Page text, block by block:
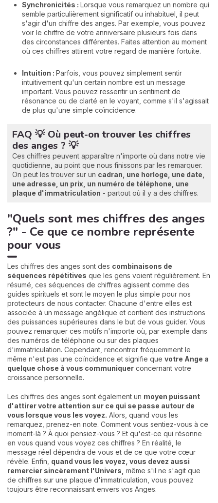
Synchronicités : Lorsque vous remarquez un nombre qui
semble particulièrement significatif ou inhabituel, il peut
s'agir d'un chiffre des anges. Par exemple, vous pouvez
voir le chiffre de votre anniversaire plusieurs fois dans
des circonstances différentes. Faites attention au moment
où ces chiffres attirent votre regard de manière fortuite.
Intuition : Parfois, vous pouvez simplement sentir
intuitivement qu'un certain nombre est un message
important. Vous pouvez ressentir un sentiment de
résonance ou de clarté en le voyant, comme s'il s'agissait
de plus qu'une simple coïncidence.
FAQ 💡 Où peut-on trouver les chiffres
des anges ? 💡
Ces chiffres peuvent apparaître n'importe où dans notre vie
quotidienne, au point que nous finissons par les remarquer.
On peut les trouver sur un cadran, une horloge, une date,
une adresse, un prix, un numéro de téléphone, une
plaque d'immatriculation - partout où il y a des chiffres.
"Quels sont mes chiffres des anges
?" - Ce que ce nombre représente
pour vous
Les chiffres des anges sont des combinaisons de
séquences répétitives que les gens voient régulièrement. En
résumé, ces séquences de chiffres agissent comme des
guides spirituels et sont le moyen le plus simple pour nos
protecteurs de nous contacter. Chacune d'entre elles est
associée à un message angélique et contient des instructions
des puissances supérieures dans le but de vous guider. Vous
pouvez remarquer ces motifs n'importe où, par exemple dans
des numéros de téléphone ou sur des plaques
d'immatriculation. Cependant, rencontrer fréquemment le
même n'est pas une coïncidence et signifie que votre Ange a
quelque chose à vous communiquer concernant votre
croissance personnelle.
Les chiffres des anges sont également un moyen puissant
d'attirer votre attention sur ce qui se passe autour de
vous lorsque vous les voyez. Alors, quand vous les
remarquez, prenez-en note. Comment vous sentiez-vous à ce
moment-là ? À quoi pensiez-vous ? Et qu'est-ce qui résonne
en vous quand vous voyez ces chiffres ? En réalité, le
message réel dépendra de vous et de ce que votre cœur
révèle. Enfin, quand vous les voyez, vous devez aussi
remercier sincèrement l'Univers, même s'il ne s'agit que
de chiffres sur une plaque d'immatriculation, vous pouvez
toujours être reconnaissant envers vos Anges.